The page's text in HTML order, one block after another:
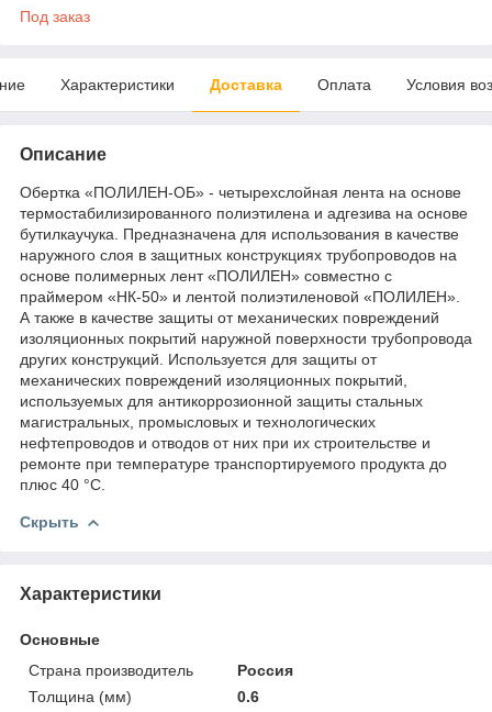
Под заказ
Характеристики Доставка Оплата Условия
Описание
Обертка «ПОЛИЛЕН-ОБ» - четырехслойная лента на основе
термостабилизированного полиэтилена и адгезива на основе
бутилкаучука. Предназначена для использования в качестве
наружного слоя в защитных конструкциях трубопроводов на
основе полимерных лент «ПОЛИЛЕН» совместно с
праймером «НК-50» и лентой полиэтиленовой «ПОЛИЛЕН».
А также в качестве защиты от механических повреждений
изоляционных покрытий наружной поверхности трубопровода
других конструкций. Используется для защиты от
механических повреждений изоляционных покрытий,
используемых для антикоррозионной защиты стальных
магистральных, промысловых и технологических
нефтепроводов и отводов от них при их строительстве и
ремонте при температуре транспортируемого продукта до
плюс 40 °С.
Скрыть
Характеристики
Основные
Страна производитель
Россия
Толщина (мм)
0.6